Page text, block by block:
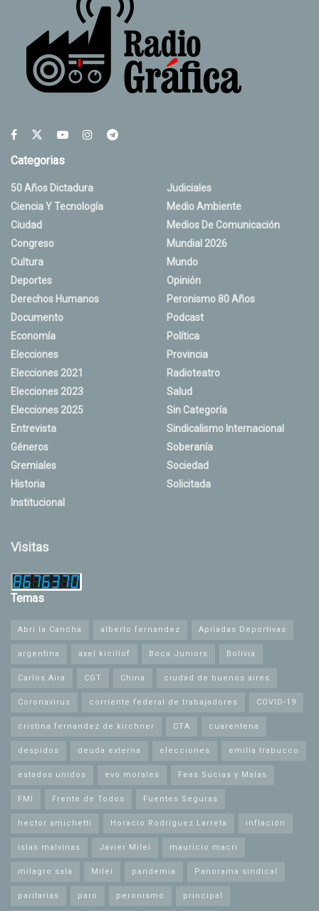
Categorias
50 Años Dictadura
Ciencia Y Tecnología
Ciudad
Congreso
Cultura
Deportes
Derechos Humanos
Documento
Economía
Elecciones
Elecciones 2021
Elecciones 2023
Elecciones 2025
Entrevista
Géneros
Gremiales
Historia
Institucional
Judiciales
Medio Ambiente
Medios De Comunicación
Mundial 2026
Mundo
Opinión
Peronismo 80 Años
Podcast
Política
Provincia
Radioteatro
Salud
Sin Categoría
Sindicalismo Internacional
Soberanía
Sociedad
Solicitada
Visitas
Temas
Abrí la Cancha alberto fernandez Apiladas Deportivas
argentina axel kicillof Boca Juniors Bolivia
Carlos Aira CGT China ciudad de buenos aires
Coronavirus corriente federal de trabajadores COVID-19
cristina fernandez de kirchner CTA cuarentena
despidos deuda externa elecciones emilia trabucco
estados unidos evo morales Feas Sucias y Malas
FMI Frente de Todos Fuentes Seguras
hector amichetti Horacio Rodríguez Larreta inflación
islas malvinas Javier Milei mauricio macri
milagro sala Milei pandemia Panorama sindical
paritarias paro peronismo principal